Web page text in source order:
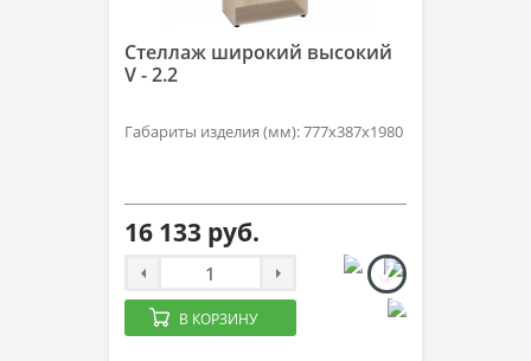
Стеллаж широкий высокий
V - 2.2
Габариты изделия (мм): 777х387х1980
16 133 руб.
В КОРЗИНУ